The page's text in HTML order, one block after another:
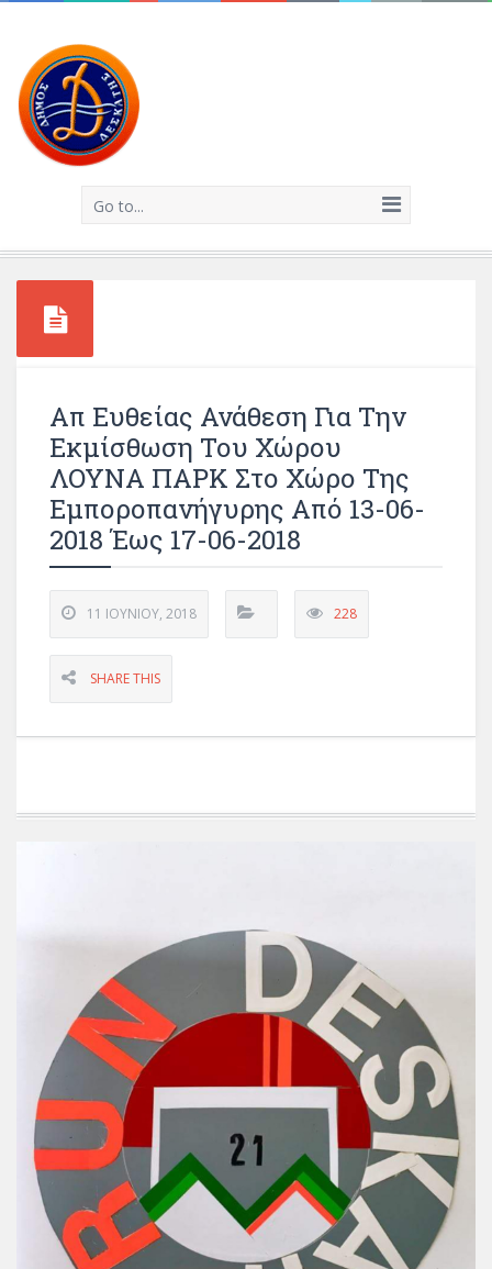
Go to...
Απ Ευθείας Ανάθεση Για Την
Εκμίσθωση Του Χώρου
ΛΟΥΝΑ ΠΑΡΚ Στο Χώρο Της
Εμποροπανήγυρης Από 13-06-
2018 Έως 17-06-2018
11 ΙΟΥΝΊΟΥ, 2018 228
SHARE THIS